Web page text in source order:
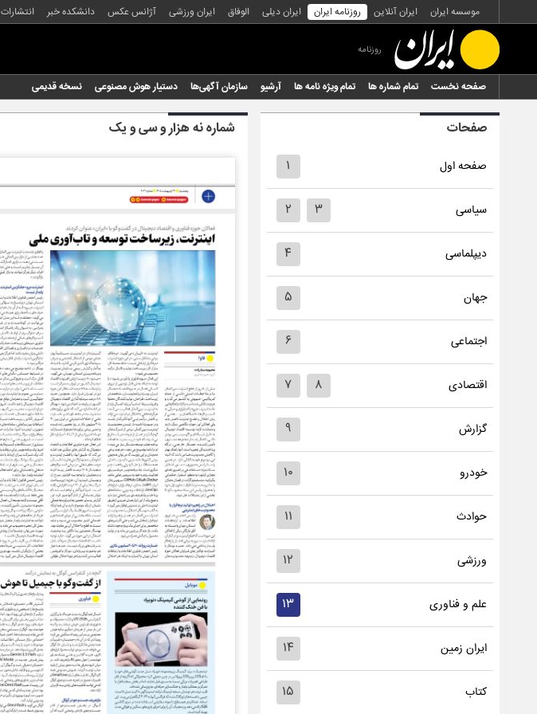
موسسه ایران ایران آنلاین روزنامه ایران ایران دیلی الوفاق ایران ورزشی آژانس عکس دانشکده خبر انتشارات
روزنامه
صفحه نخست تمام شماره ها تمام ویژه نامه ها آرشیو سازمان آگهی‌ها دستیار هوش مصنوعی نسخه قدیمی
صفحات
صفحه اول ۱
سیاسی ۲ ۳
دیپلماسی ۴
جهان ۵
اجتماعی ۶
اقتصادی ۷ ۸
گزارش ۹
خودرو ۱۰
حوادث ۱۱
ورزشی ۱۲
علم و فناوری ۱۳
ایران زمین ۱۴
کتاب ۱۵
شماره نه هزار و سی و یک